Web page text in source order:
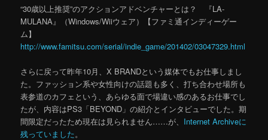
“30歳以上推奨”のアクションアドベンチャーとは？ 『LA-
MULANA』（Windows/Wiiウェア）【ファミ通インディーゲー
ム】
http://www.famitsu.com/serial/indie_game/201402/03047329.html
さらに戻って昨年10月、X BRANDという媒体でもお仕事しまし
た。ファッション系や女性向けの話題も多く、打ち合わせ場所も
表参道のカフェという、あらゆる面で場違い感のあるお仕事でし
たが、内容はPS3「BEYOND」の紹介とインタビューでした。期
間限定だったため現在は見られません……が、 Internet Archiveに
残っていました。